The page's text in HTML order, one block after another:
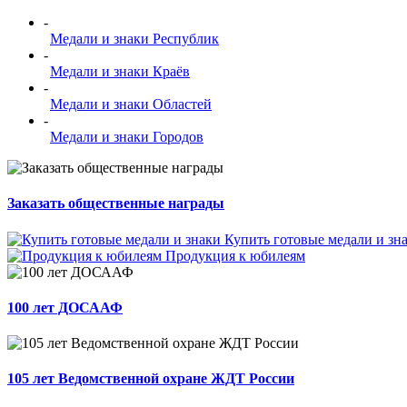
-
Медали и знаки Республик
-
Медали и знаки Краёв
-
Медали и знаки Областей
-
Медали и знаки Городов
Заказать общественные награды
Купить готовые медали и
Продукция к юбилеям
100 лет ДОСААФ
105 лет Ведомственной охране ЖДТ России